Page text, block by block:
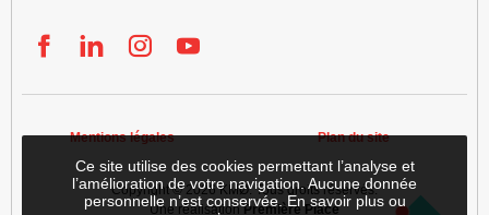
Mentions légales Plan du site
Copyright © 2026KMØ. Tous droits réservés.
Une réalisation Première Place
Ce site utilise des cookies permettant l’analyse et
l’amélioration de votre navigation. Aucune donnée
personnelle n’est conservée. En savoir plus ou